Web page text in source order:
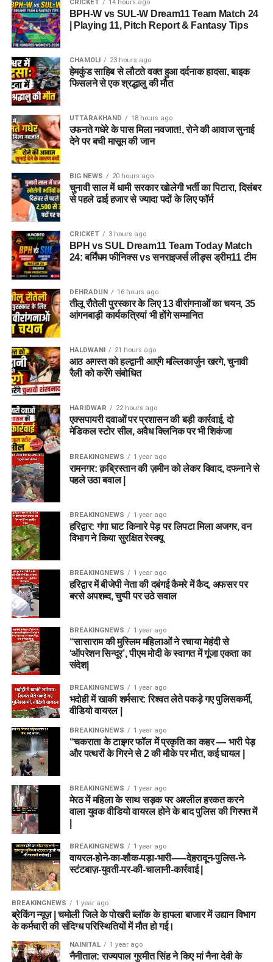
CRICKET 14 hours ago
BPH-W vs SUL-W Dream11 Team Match 24
| Playing 11, Pitch Report & Fantasy Tips
CHAMOLI 23 hours ago
हेमकुंड साहिब से लौटते वक्त हुआ दर्दनाक हादसा, बाइक
फिसलने से एक श्रद्धालु की मौत
UTTARAKHAND 18 hours ago
उफनते गधेरे के पास मिला नवजात!, रोने की आवाज सुनाई
देने पर बची मासूम की जान
BIG NEWS 20 hours ago
चुनावी साल में धामी सरकार खोलेगी भर्ती का पिटारा, दिसंबर
से पहले ढाई हजार से ज्यादा पदों के लिए फॉर्म
CRICKET 3 hours ago
BPH vs SUL Dream11 Team Today Match
24: बर्मिंघम फीनिक्स vs सनराइजर्स लीड्स ड्रीम11 टीम
DEHRADUN 16 hours ago
तीलू रौतेली पुरस्कार के लिए 13 वीरांगनाओं का चयन, 35
आंगनबाड़ी कार्यकत्रियां भी होंगे सम्मानित
HALDWANI 21 hours ago
आठ अगस्त को हल्द्वानी आएंगे मल्लिकार्जुन खरगे, चुनावी
रैली को करेंगे संबोधित
HARIDWAR 22 hours ago
एक्सपायरी दवाओं पर प्रशासन की बड़ी कार्रवाई, दो
मेडिकल स्टोर सील, अवैध क्लिनिक पर भी शिकंजा
BREAKINGNEWS 1 year ago
रामनगर: क़ब्रिस्तान की ज़मीन को लेकर विवाद, दफनाने से
पहले उठा बवाल |
BREAKINGNEWS 1 year ago
हरिद्वार: गंगा घाट किनारे पेड़ पर लिपटा मिला अजगर, वन
विभाग ने किया सुरक्षित रेस्क्यू
BREAKINGNEWS 1 year ago
हरिद्वार में बीजेपी नेता की दबंगई कैमरे में कैद, अफसर पर
बरसे अपशब्द, चुप्पी पर उठे सवाल
BREAKINGNEWS 1 year ago
“सासाराम की मुस्लिम महिलाओं ने रचाया मेहंदी से
‘ऑपरेशन सिन्दूर’, पीएम मोदी के स्वागत में गूंजा एकता का
संदेश|
BREAKINGNEWS 1 year ago
भदोही में खाकी शर्मसार: रिश्वत लेते पकड़े गए पुलिसकर्मी,
वीडियो वायरल |
BREAKINGNEWS 1 year ago
“चकराता के टाइगर फॉल में प्रकृति का कहर — भारी पेड़
और पत्थरों के गिरने से 2 की मौके पर मौत, कई घायल |
BREAKINGNEWS 1 year ago
मेरठ में महिला के साथ सड़क पर अश्लील हरकत करने
वाला युवक वीडियो वायरल होने के बाद पुलिस की गिरफ्त में
BREAKINGNEWS 1 year ago
वायरल-होने-का-शौक-पड़ा-भारी-—-देहरादून-पुलिस-ने-
स्टंटबाज़-युवती-पर-की-चालानी-कार्रवाई |
BREAKINGNEWS 1 year ago
ब्रेकिंग न्यूज़ | चमोली जिले के पोखरी ब्लॉक के हापला बाजार में उद्यान विभाग
के कर्मचारी की संदिग्ध परिस्थितियों में मौत हो गई।
NAINITAL 1 year ago
नैनीताल: राज्यपाल गुरमीत सिंह ने किए मां नैना देवी के